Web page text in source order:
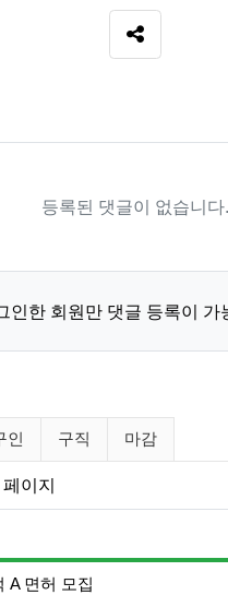
SNS 공유
등록된 댓글이 없습니다.
인한 회원만 댓글 등록이 가
분류 목록
인 구직 마감
이지
A 면허 모집